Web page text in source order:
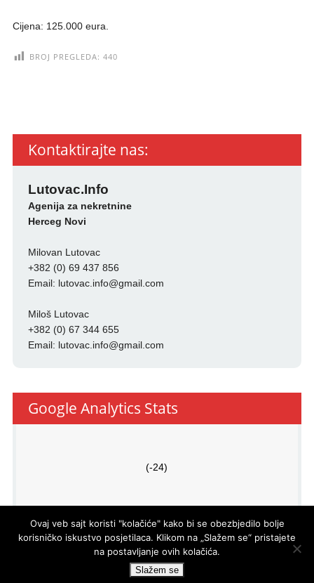
Cijena: 125.000 eura.
BROJ PREGLEDA: 440
Kontaktirajte nas:
Lutovac.Info
Agenija za nekretnine
Herceg Novi
Milovan Lutovac
+382 (0) 69 437 856
Email: lutovac.info@gmail.com
Miloš Lutovac
+382 (0) 67 344 655
Email: lutovac.info@gmail.com
Google Analytics Stats
(-24)
- DEVELOPED BYPRO
POWERED BYWP DEV SHED
Ovaj veb sajt koristi "kolačiće" kako bi se obezbjedilo bolje
korisničko iskustvo posjetilaca. Klikom na „Slažem se“ pristajete
na postavljanje ovih kolačića.
Slažem se